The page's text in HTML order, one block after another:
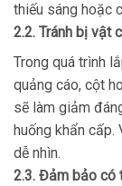
thiếu sáng hoặc
2.2. Tránh bị vật
Trong quá trình
quảng cáo, cột
sẽ làm giảm
huống khẩn
dễ nhìn.
2.3. Đảm bảo có